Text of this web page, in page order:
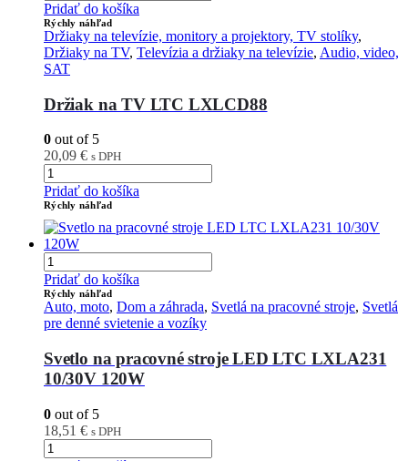
Pridať do košíka
Rýchly náhľad
Držiaky na televízie, monitory a projektory, TV stolíky,
Držiaky na TV, Televízia a držiaky na televízie, Audio, video,
SAT
Držiak na TV LTC LXLCD88
0 out of 5
20,09 € s DPH
Pridať do košíka
Rýchly náhľad
Pridať do košíka
Rýchly náhľad
Auto, moto, Dom a záhrada, Svetlá na pracovné stroje, Svetlá
pre denné svietenie a vozíky
Svetlo na pracovné stroje LED LTC LXLA231
10/30V 120W
0 out of 5
18,51 € s DPH